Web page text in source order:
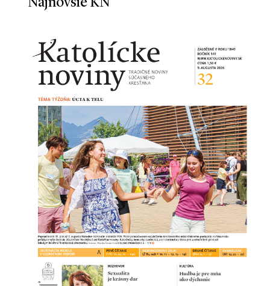
Najnovšie KN